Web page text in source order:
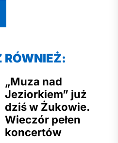
RÓWNIEŻ:
„Muza nad
Jeziorkiem” już
dziś w Żukowie.
Wieczór pełen
koncertów